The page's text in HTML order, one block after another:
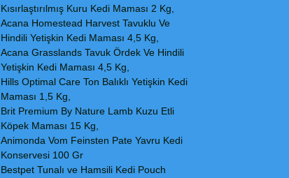
Kısırlaştırılmış Kuru Kedi Maması 2 Kg,
Acana Homestead Harvest Tavuklu Ve
Hindili Yetişkin Kedi Maması 4,5 Kg,
Acana Grasslands Tavuk Ördek Ve Hindili
Yetişkin Kedi Maması 4,5 Kg,
Hills Optimal Care Ton Balıklı Yetişkin Kedi
Maması 1,5 Kg,
Brit Premium By Nature Lamb Kuzu Etli
Köpek Maması 15 Kg,
Animonda Vom Feinsten Pate Yavru Kedi
Konservesi 100 Gr
Bestpet Tunalı ve Hamsili Kedi Pouch